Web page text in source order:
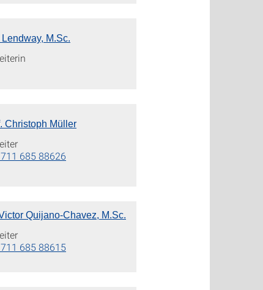
M.Sc.
Christoph Müller
685 88626
Quijano-Chavez, M.Sc.
685 88615